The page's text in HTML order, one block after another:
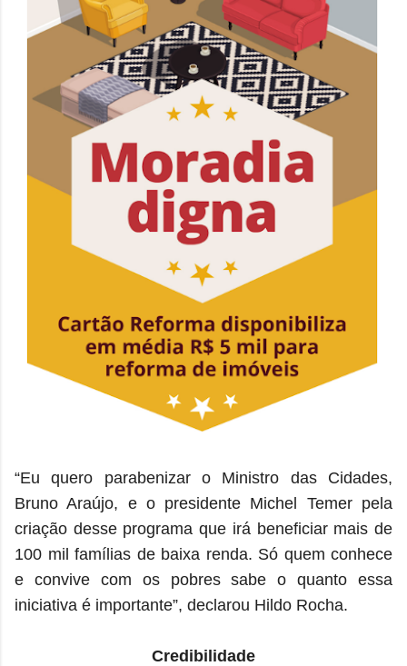
“Eu quero parabenizar o Ministro das Cidades,
Bruno Araújo, e o presidente Michel Temer pela
criação desse programa que irá beneficiar mais de
100 mil famílias de baixa renda. Só quem conhece
e convive com os pobres sabe o quanto essa
iniciativa é importante”, declarou Hildo Rocha.
Credibilidade